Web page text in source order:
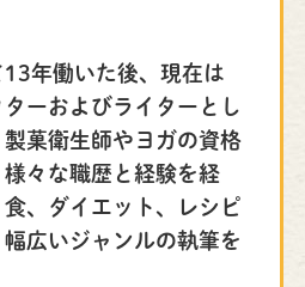
年働いた後、現在は
ーおよびライターとし
菓衛生師やヨガの資格
々な職歴と経験を経
、ダイエット、レシピ
広いジャンルの執筆を